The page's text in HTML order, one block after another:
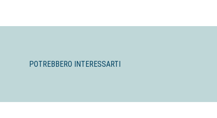
POTREBBERO INTERESSARTI